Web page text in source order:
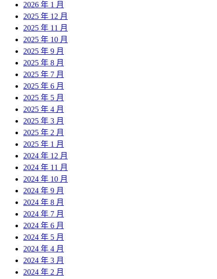
2026 年 1 月
2025 年 12 月
2025 年 11 月
2025 年 10 月
2025 年 9 月
2025 年 8 月
2025 年 7 月
2025 年 6 月
2025 年 5 月
2025 年 4 月
2025 年 3 月
2025 年 2 月
2025 年 1 月
2024 年 12 月
2024 年 11 月
2024 年 10 月
2024 年 9 月
2024 年 8 月
2024 年 7 月
2024 年 6 月
2024 年 5 月
2024 年 4 月
2024 年 3 月
2024 年 2 月